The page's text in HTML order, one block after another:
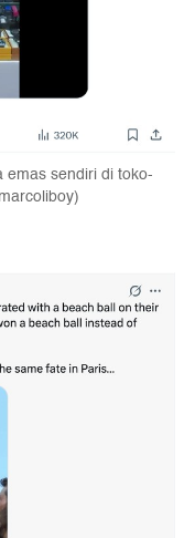
emas sendiri di toko-